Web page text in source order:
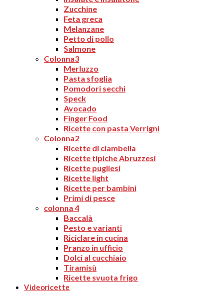
Zucchine
Feta greca
Melanzane
Petto di pollo
Salmone
Colonna3
Merluzzo
Pasta sfoglia
Pomodori secchi
Speck
Avocado
Finger Food
Ricette con pasta Verrigni
Colonna2
Ricette di ciambella
Ricette tipiche Abruzzesi
Ricette pugliesi
Ricette light
Ricette per bambini
Primi di pesce
colonna 4
Baccalà
Pesto e varianti
Riciclare in cucina
Pranzo in ufficio
Dolci al cucchiaio
Tiramisù
Ricette svuota frigo
Videoricette